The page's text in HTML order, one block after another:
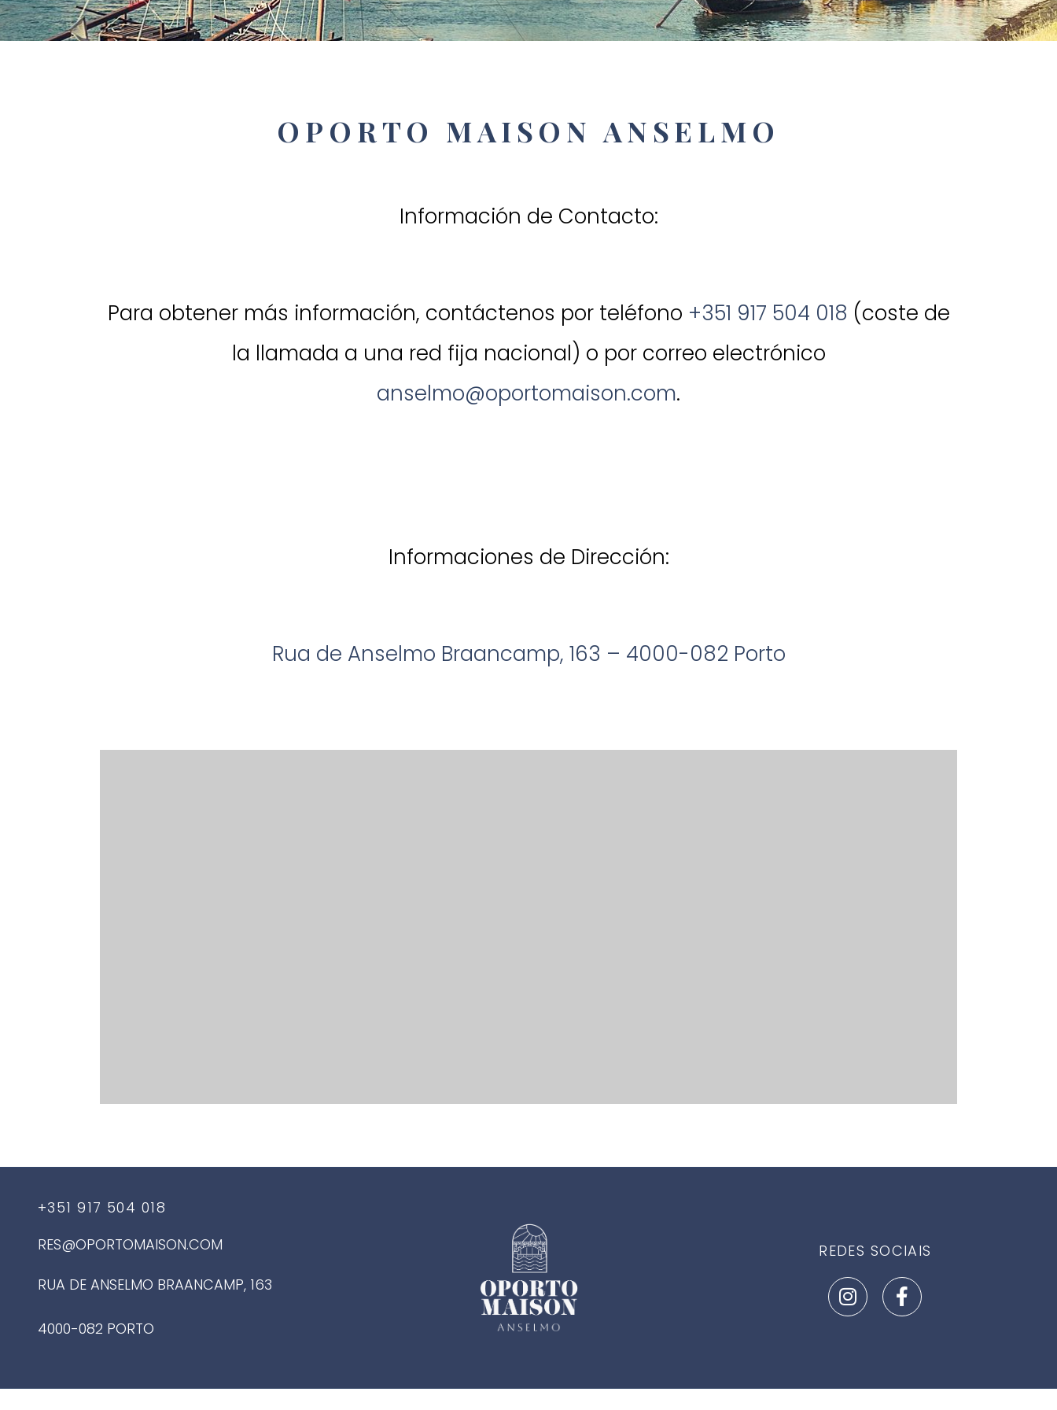
OPORTO MAISON ANSELMO
Información de Contacto:
Para obtener más información, contáctenos por teléfono +351 917 504 018 (coste de
la llamada a una red fija nacional) o por correo electrónico
anselmo@oportomaison.com.
Informaciones de Dirección:
Rua de Anselmo Braancamp, 163 – 4000-082 Porto
+351 917 504 018
RES@OPORTOMAISON.COM
RUA DE ANSELMO BRAANCAMP, 163
4000-082 PORTO
REDES SOCIAIS